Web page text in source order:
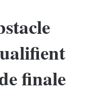
finale